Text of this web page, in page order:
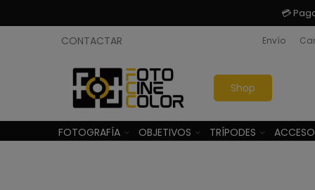
💳
CONTACTAR Envío
Shop
FOTOGRAFÍA OBJETIVOS TRÍPODES